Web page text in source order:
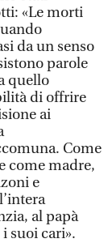
«Le morti
da un senso
parole
quello
di offrire
ai
Come
come madre,
e
al papà
suoi cari».